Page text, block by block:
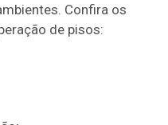
Confira os
de pisos: